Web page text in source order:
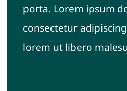
porta. Lorem ipsum
consectetur
lorem ut libero